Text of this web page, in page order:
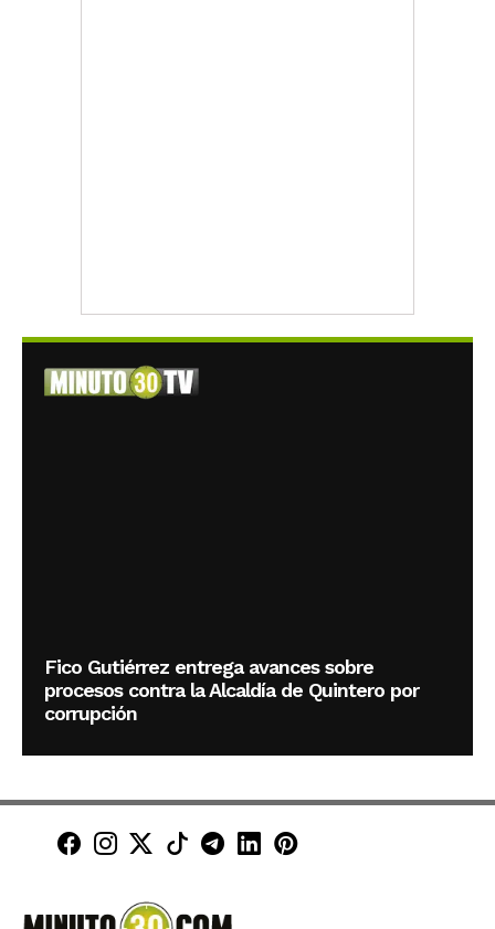
Fico Gutiérrez entrega avances sobre
procesos contra la Alcaldía de Quintero por
corrupción
Minuto30 en Facebook
Minuto30 en Instagram
Minuto30 en X (Twitter)
Minuto30 en TikTok
Canal de Minuto30 en
Minuto30 en LinkedIn
Minuto30 en